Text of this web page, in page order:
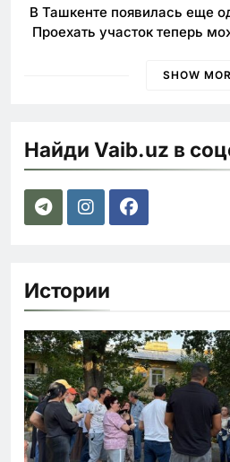
В Ташкенте появилась еще
Проехать участок теперь
SHOW
Найди Vaib.uz в
Истории